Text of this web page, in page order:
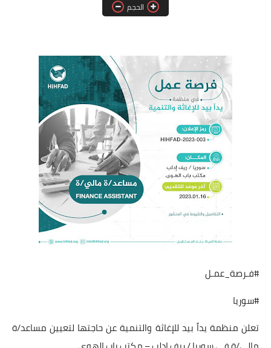
فرص عمل في العراق
فرص عمل في السودان
دورات تدريبية
الحجم
#فـرصة_عمـل
#سوريا
تعلن منظمة يداً بيد للإغاثة والتنمية عن حاجتها لتعيين مساعد/ة